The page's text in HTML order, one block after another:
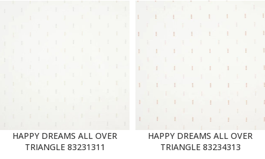
HAPPY DREAMS ALL OVER
TRIANGLE 83231311
HAPPY DREAMS ALL OVER
TRIANGLE 83234313